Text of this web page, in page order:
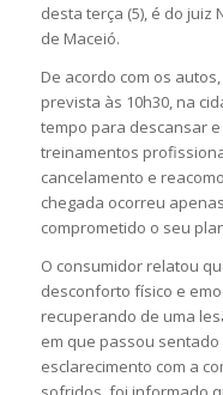
desta terça (5), é do juiz
de Maceió.
De acordo com os
prevista às 10h30, na
tempo para descansar
treinamentos
cancelamento e
chegada ocorreu
comprometido o seu
O consumidor relatou
desconforto físico e
recuperando de uma
em que passou
esclarecimento com a